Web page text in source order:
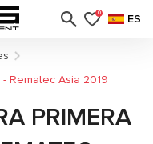
0 ES
Rematec Asia 2019
PRIMERA